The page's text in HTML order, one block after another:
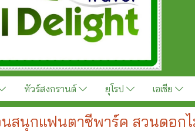
ทัวร์สงกรานต์ ยุโรป เอเชีย
สนุกแฟนตาซีพาร์ค สวนดอก